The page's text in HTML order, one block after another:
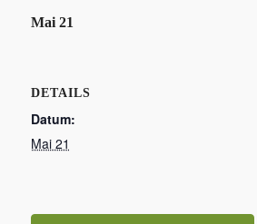
Mai 21
DETAILS
Datum:
Mai 21